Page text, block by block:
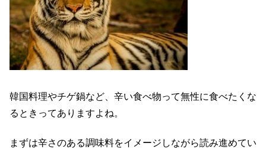
韓国料理やチゲ鍋など、辛い食べ物って無性に食べたくな
るときってありますよね。
まずは辛さのある調味料をイメージしながら読み進めてい